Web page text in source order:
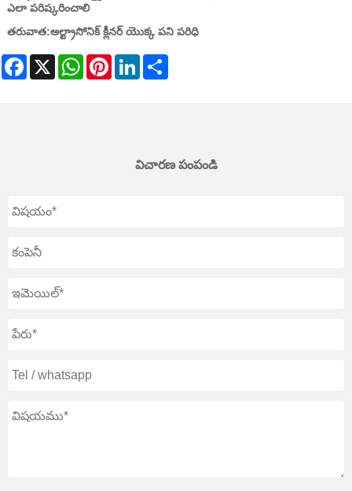
ఎలా పరిష్కరించాలి
తరువాత:అల్ట్రాసోనిక్ క్లీనర్ యొక్క పని పరిధి
Facebook
X WhatsAppPinterestLinkedIn
విచారణ పంపండి